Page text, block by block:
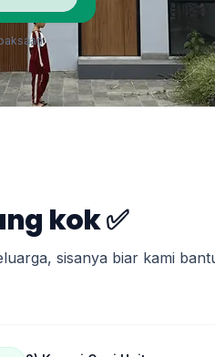
kok ✅
sisanya biar kami